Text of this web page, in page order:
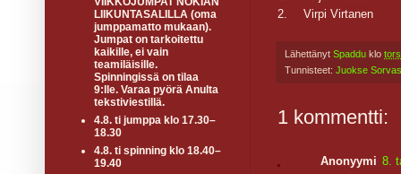
2.
Virpi Virtanen
Lähettänyt Spaddu klo
Tunnisteet: Juokse
1 kommentti:
Anonyymi 8.
LIIKUNTASALILLA (oma
jumppamatto mukaan).
Jumpat on tarkoitettu
kaikille, ei vain
teamiläisille.
Spinningissä on tilaa
9:lle. Varaa pyörä Anulta
tekstiviestillä.
4.8. ti jumppa klo 17.30–
18.30
4.8. ti spinning klo 18.40–
19.40